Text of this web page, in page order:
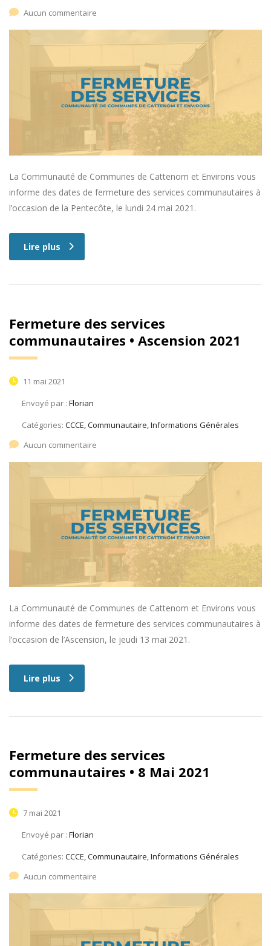
Aucun commentaire
La Communauté de Communes de Cattenom et Environs vous
informe des dates de fermeture des services communautaires à
l’occasion de la Pentecôte, le lundi 24 mai 2021.
Lire plus
Fermeture des services
communautaires • Ascension 2021
11 mai 2021
Envoyé par : Florian
Catégories: CCCE, Communautaire, Informations Générales
Aucun commentaire
La Communauté de Communes de Cattenom et Environs vous
informe des dates de fermeture des services communautaires à
l’occasion de l’Ascension, le jeudi 13 mai 2021.
Lire plus
Fermeture des services
communautaires • 8 Mai 2021
7 mai 2021
Envoyé par : Florian
Catégories: CCCE, Communautaire, Informations Générales
Aucun commentaire